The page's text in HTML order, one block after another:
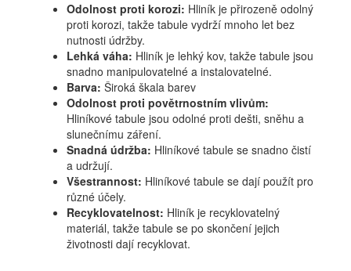
Odolnost proti korozi: Hliník je přirozeně odolný
proti korozi, takže tabule vydrží mnoho let bez
nutnosti údržby.
Lehká váha: Hliník je lehký kov, takže tabule jsou
snadno manipulovatelné a instalovatelné.
Barva: Široká škala barev
Odolnost proti povětrnostním vlivům:
Hliníkové tabule jsou odolné proti dešti, sněhu a
slunečnímu záření.
Snadná údržba: Hliníkové tabule se snadno čistí
a udržují.
Všestrannost: Hliníkové tabule se dají použít pro
různé účely.
Recyklovatelnost: Hliník je recyklovatelný
materiál, takže tabule se po skončení jejich
životnosti dají recyklovat.